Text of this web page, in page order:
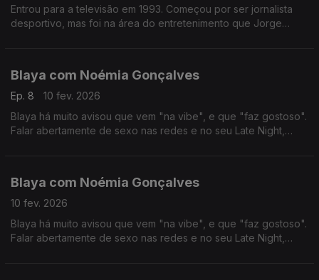
Entrou para a televisão em 1993. Começou por ser jornalista
desportivo, mas foi na área do entretenimento que Jorge
Blaya com Noémia Gonçalves
Ep. 8
10 fev. 2026
Blaya há muito avisou que vem "na vibe", e que "faz gostoso".
Falar abertamente de sexo nas redes e no seu Late Night,
Blaya com Noémia Gonçalves
10 fev. 2026
Blaya há muito avisou que vem "na vibe", e que "faz gostoso".
Falar abertamente de sexo nas redes e no seu Late Night,